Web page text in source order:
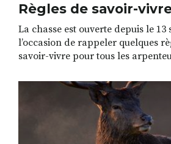
Règles de savoir-
La chasse est ouverte depuis le 13
l’occasion de rappeler quelques
savoir-vivre pour tous les
suivants